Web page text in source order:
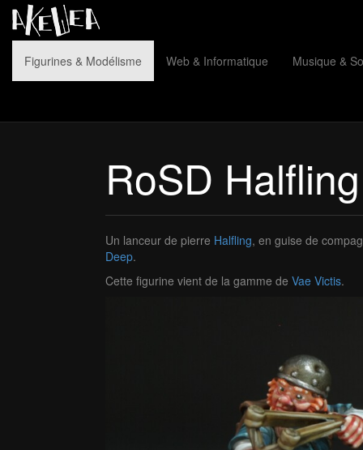
Figurines & Modélisme Web & Informatique Musique &
RoSD
Un lanceur de pierre Halfling, en guise de
Deep.
Cette figurine vient de la gamme de Vae Victis.